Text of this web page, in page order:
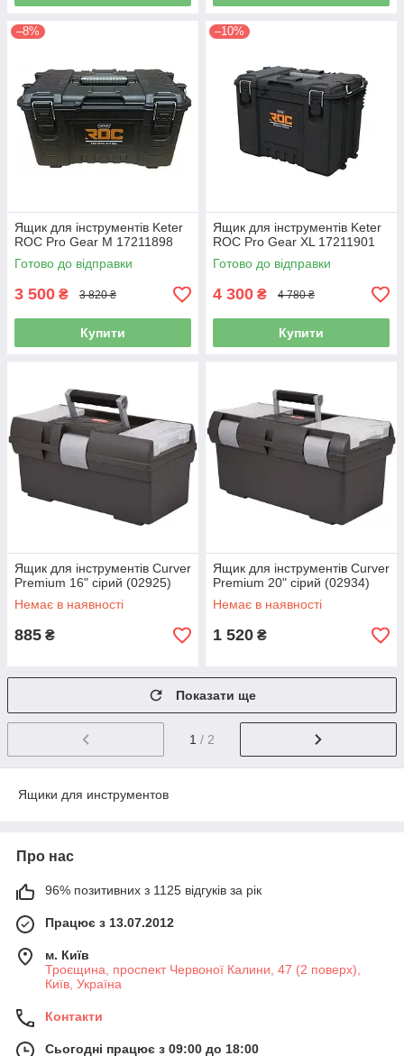
–8%
Ящик для інструментів Keter
ROC Pro Gear M 17211898
Готово до відправки
3 500 ₴ 3 820 ₴
Купити
–10%
Ящик для інструментів Keter
ROC Pro Gear XL 17211901
Готово до відправки
4 300 ₴ 4 780 ₴
Купити
Ящик для інструментів Curver
Premium 16" сірий (02925)
Немає в наявності
885 ₴
Ящик для інструментів Curver
Premium 20" сірий (02934)
Немає в наявності
1 520 ₴
Показати ще
1 / 2
Ящики для инструментов
Про нас
96% позитивних з 1125 відгуків за рік
Працює з 13.07.2012
м. Київ
Троєщина, проспект Червоної Калини, 47 (2 поверх),
Київ, Україна
Контакти
Сьогодні працює з 09:00 до 18:00